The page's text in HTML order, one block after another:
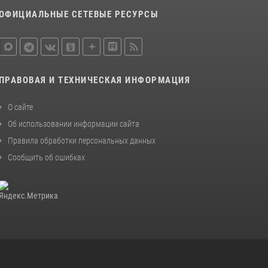
законодательства (видео)
В Челябинске росгвардейцы задержали
скорой помощи (видео)
В Росгвардии прошла военно-научная
конференция по обобщению боевого опыта
08 июля 2026, 07:01
СЕТЕВЫЕ РЕСУРСЫ
ПРАВОВАЯ И ТЕХНИЧЕСКАЯ ИНФОРМАЦИЯ
О сайте
Об использовании информации сайта
Правила обработки персональных данных
Сообщить об ошибках